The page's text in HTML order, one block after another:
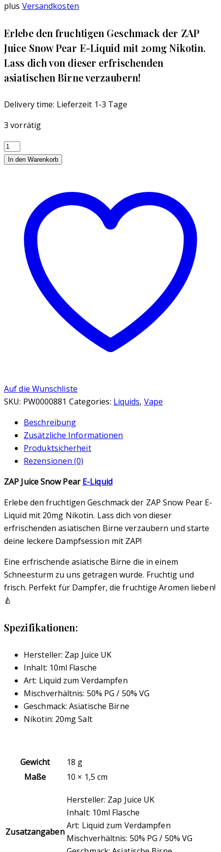
plus Versandkosten
Erlebe den fruchtigen Geschmack der ZAP
Juice Snow Pear E-Liquid mit 20mg Nikotin.
Lass dich von dieser erfrischenden
asiatischen Birne verzaubern!
Delivery time: Lieferzeit 1-3 Tage
3 vorrätig
ZAP!
Juice
Liquid
Menge
In den Warenkorb
Auf die Wunschliste
SKU: PW0000881 Categories: Liquids, Vape
Beschreibung
Zusätzliche Informationen
Produktsicherheit
Rezensionen (0)
ZAP Juice Snow PearE-Liquid
Erlebe den fruchtigen Geschmack der ZAP Snow Pear E-
Liquid mit 20mg Nikotin. Lass dich von dieser
erfrischenden asiatischen Birne verzaubern und starte
deine leckere Dampfsession mit ZAP!
Eine erfrischende asiatische Birne die in einem
Schneesturm zu uns getragen wurde. Fruchtig und
frisch. Perfekt für Dampfer, die fruchtige Aromen lieben!
🍐
Spezifikationen:
Hersteller: Zap Juice UK
Inhalt: 10ml Flasche
Art: Liquid zum Verdampfen
Mischverhältnis: 50% PG / 50% VG
Geschmack: Asiatische Birne
Nikotin: 20mg Salt
Gewicht
18 g
Maße
10 × 1,5 cm
Zusatzangaben
Hersteller: Zap Juice UK
Inhalt: 10ml Flasche
Art: Liquid zum Verdampfen
Mischverhältnis: 50% PG / 50% VG